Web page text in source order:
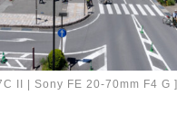
II | Sony FE 20-70mm F4 G ]